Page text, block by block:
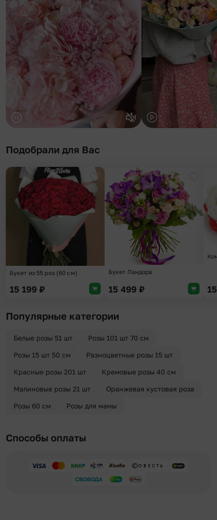
Подобрали для Вас
Добавить в избранное
Букет из 55 роз (60 см)
15 199 ₽
Букет Пандора
15 499 ₽
Популярные категории
Белые розы 51 шт Розы 101 шт 70 см
Розы 15 шт 50 см Разноцветные розы 15 шт
Красные розы 201 шт Кремовые розы 40 см
Малиновые розы 21 шт Оранжевая кустовая роза
Розы 60 см Розы для мамы
Способы оплаты